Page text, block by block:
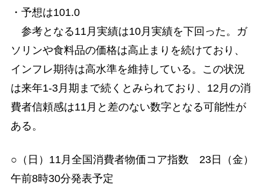
・予想は101.0
参考となる11月実績は10月実績を下回った。ガ
ソリンや食料品の価格は高止まりを続けており、
インフレ期待は高水準を維持している。この状況
は来年1-3月期まで続くとみられており、12月の消
費者信頼感は11月と差のない数字となる可能性が
ある。
○（日）11月全国消費者物価コア指数 23日（金）
午前8時30分発表予定